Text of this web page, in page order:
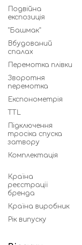
Подвійна
експозиція
"Башмак"
Вбудований
спалах
Перемотка плівки
Зворотня
перемотка
Експонометрія
TTL
Підключення
тросіка спуска
затвору
Комплектація
Країна
реєстрації
бренда
Країна виробник
Рік випуску